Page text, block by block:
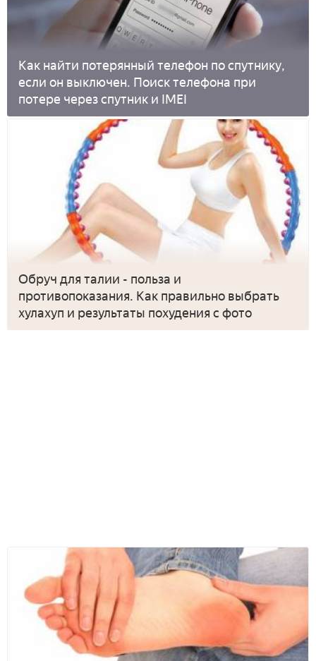
Как найти потерянный телефон по спутнику,
если он выключен. Поиск телефона при
потере через спутник и IMEI
Обруч для талии - польза и
противопоказания. Как правильно выбрать
хулахуп и результаты похудения с фото